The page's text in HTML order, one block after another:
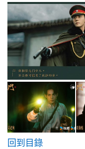
回到目錄